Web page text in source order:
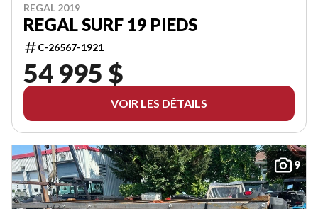
REGAL 2019
REGAL SURF 19 PIEDS
C-26567-1921
54 995 $
VOIR LES DÉTAILS
9